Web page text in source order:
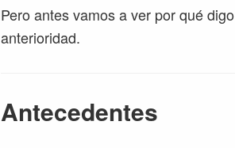
Pero antes vamos a ver por qué
anterioridad.
Antecedentes